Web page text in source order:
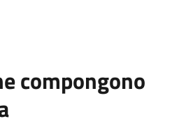
compongono